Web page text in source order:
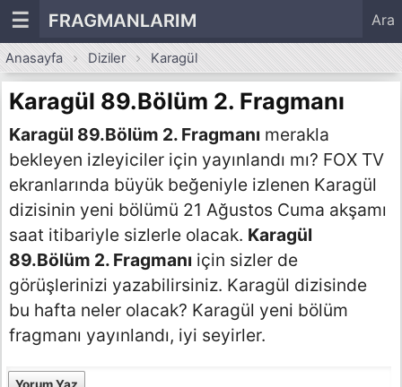
☰ FRAGMANLARIM Ara
Anasayfa Diziler Karagül
Karagül 89.Bölüm 2. Fragmanı
Karagül 89.Bölüm 2. Fragmanı merakla
bekleyen izleyiciler için yayınlandı mı? FOX TV
ekranlarında büyük beğeniyle izlenen Karagül
dizisinin yeni bölümü 21 Ağustos Cuma akşamı
saat itibariyle sizlerle olacak. Karagül
89.Bölüm 2. Fragmanı için sizler de
görüşlerinizi yazabilirsiniz. Karagül dizisinde
bu hafta neler olacak? Karagül yeni bölüm
fragmanı yayınlandı, iyi seyirler.
Yorum Yaz